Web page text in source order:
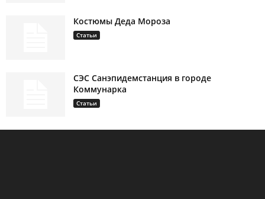
Костюмы Деда Мороза
Статьи
СЭС Санэпидемстанция в городе
Коммунарка
Статьи